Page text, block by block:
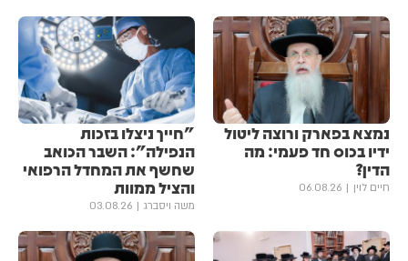
נמצא בפארק ורוצה ליטול
ידיו בכוס חד פעמי: מה
הדין?
חיים לוין 06.08.26
"חייך ניצלו בזכות
הנפילה": השבר הכואב
שחשף את המחדל הרפואי
והציל ממוות
משה ויסברג 03.08.26